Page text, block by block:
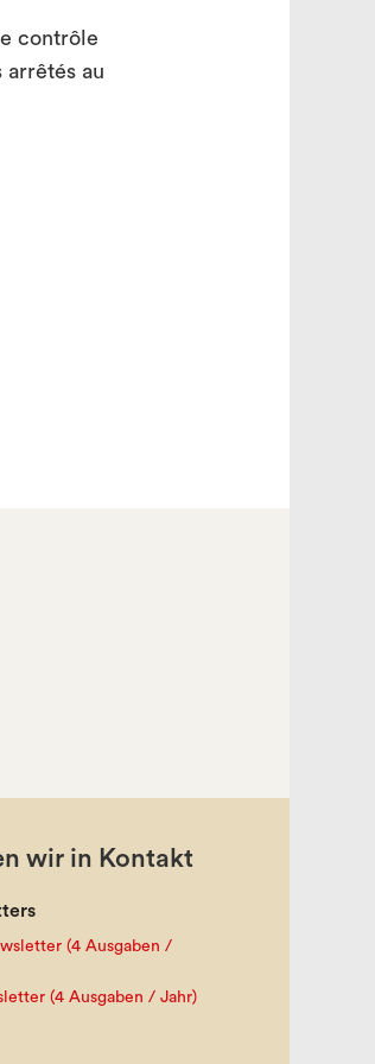
contrôle
arrêtés au
wir in Kontakt
(4 Ausgaben /
(4 Ausgaben / Jahr)